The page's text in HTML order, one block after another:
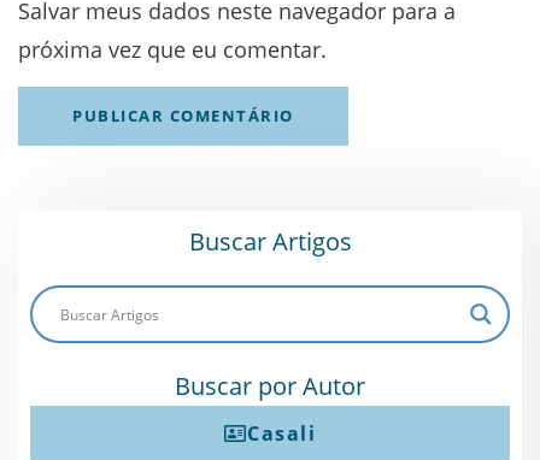
Salvar meus dados neste navegador para a
próxima vez que eu comentar.
Buscar Artigos
Buscar por Autor
Casali